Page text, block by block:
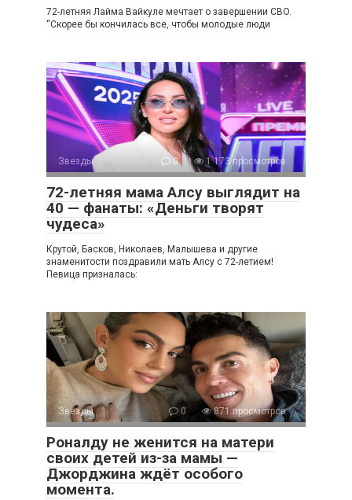
72-летняя Лайма Вайкуле мечтает о завершении CBO.
“Скорее бы кончилась все, чтобы молодые люди
Звезды 0 1 173 просмотров
72-летняя мама Алсу выглядит на
40 — фанаты: «Деньги творят
чудеса»
Крутой, Басков, Николаев, Малышева и другие
знаменитости поздравили мать Алсу с 72-летием!
Певица призналась:
Звезды 0 871 просмотров
Роналду не женится на матери
своих детей из-за мамы —
Джорджина ждёт особого
момента.